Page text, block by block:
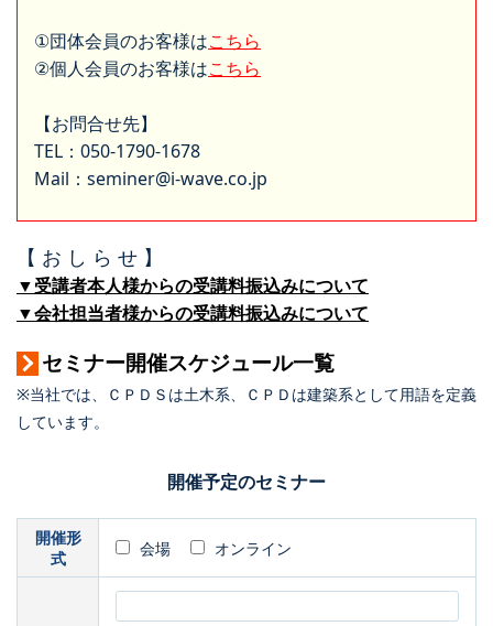
①団体会員のお客様はこちら
②個人会員のお客様はこちら
【お問合せ先】
TEL：050-1790-1678
Mail：seminer@i-wave.co.jp
【 お し ら せ 】
▼受講者本人様からの受講料振込みについて
▼会社担当者様からの受講料振込みについて
セミナー開催スケジュール一覧
※当社では、ＣＰＤＳは土木系、ＣＰＤは建築系として用語を定義
しています。
開催予定のセミナー
開催形
式
会場 オンライン